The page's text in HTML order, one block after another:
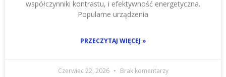
współczynniki kontrastu, i efektywność energetyczna.
Popularne urządzenia
PRZECZYTAJ WIĘCEJ »
Czerwiec 22, 2026 Brak komentarzy